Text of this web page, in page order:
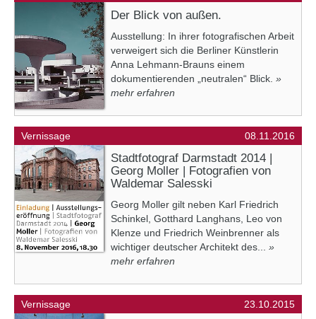
Der Blick von außen.
Ausstellung: In ihrer fotografischen Arbeit
verweigert sich die Berliner Künstlerin
Anna Lehmann-Brauns einem
dokumentierenden „neutralen“ Blick. »
mehr erfahren
Vernissage 08.11.2016
Stadtfotograf Darmstadt 2014 |
Georg Moller | Fotografien von
Waldemar Salesski
Georg Moller gilt neben Karl Friedrich
Schinkel, Gotthard Langhans, Leo von
Klenze und Friedrich Weinbrenner als
wichtiger deutscher Architekt des... »
mehr erfahren
Vernissage 23.10.2015